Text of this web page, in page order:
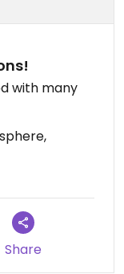
with many
Share